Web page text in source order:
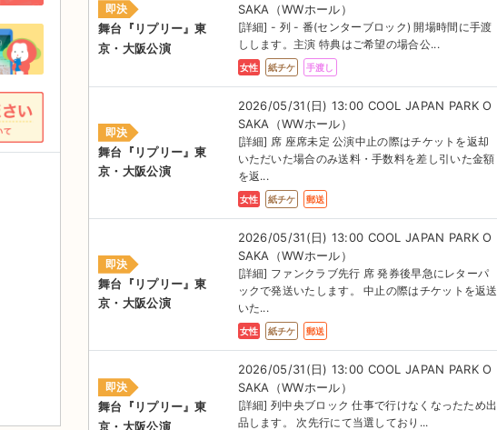
即決
舞台『リプリー』東
京・大阪公演
SAKA（WWホール）
[詳細] - 列 - 番(センターブロック) 開場時間に手渡
しします。主演 特典はご希望の場合公...
女性 紙チケ 手渡し
即決
舞台『リプリー』東
京・大阪公演
2026/05/31(日) 13:00 COOL JAPAN PARK O
SAKA（WWホール）
[詳細] 席 座席未定 公演中止の際はチケットを返却
いただいた場合のみ送料・手数料を差し引いた金額
を返...
女性 紙チケ 郵送
即決
舞台『リプリー』東
京・大阪公演
2026/05/31(日) 13:00 COOL JAPAN PARK O
SAKA（WWホール）
[詳細] ファンクラブ先行 席 発券後早急にレターパ
ックで発送いたします。 中止の際はチケットを返送
いた...
女性 紙チケ 郵送
即決
舞台『リプリー』東
京・大阪公演
2026/05/31(日) 13:00 COOL JAPAN PARK O
SAKA（WWホール）
[詳細] 列中央ブロック 仕事で行けなくなったため出
品します。 次先行にて当選しており...